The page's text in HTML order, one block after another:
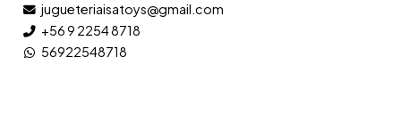
jugueteriaisatoys@gmail.com
+56 9 2254 8718
56922548718